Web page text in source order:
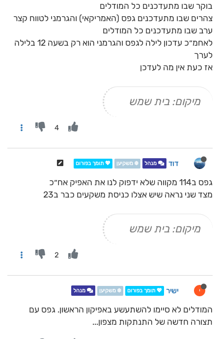
בוקר שבו מתעדכנים כל המודלים
צהרים שבו מתעדכנים גפס (האמריקאי) והגרמני לטווח קצר
ערב שבו מתעדכנים כל המודלים
לאחמ״כ עדכון לילה לגפס והגרמני הוא רק בשעה 12 בלילה
לערך
אז כעת אין מה לעדכן
מיקום: בית שמש
4
דוד מנהל ❄️ משקיען 💖 תומך בפורום
גפס ב114 מקווה שלא ידפוק לנו את האפיק אח״כ
מצד שני נראה שיש אצלו כניסת משקעים כבר ב23
מיקום: בית שמש
2
י ישיר 💖 תומך בפורום ❄️ משקיען מנהל
המודלים לא סיימו להשתעשע באפיקון הראשון. גפס עם
תצורה חדשה של התנתקות מצפון...